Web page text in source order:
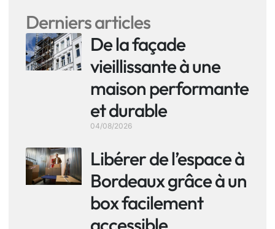
Derniers articles
De la façade
vieillissante à une
maison performante
et durable
04/08/2026
Libérer de l’espace à
Bordeaux grâce à un
box facilement